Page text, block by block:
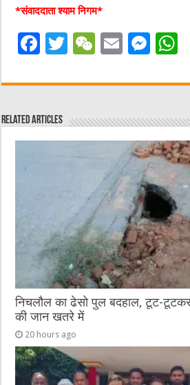
*संवाददाता श्याम निगम*
F
c
e
b
T
it
r
W
C
at
E
ai
M
ss
n
g
er
Related Articles
निचलौल का ढेसो पुल बदहाल, टूट-टूटकर
की जान खतरे में
20 hours ago